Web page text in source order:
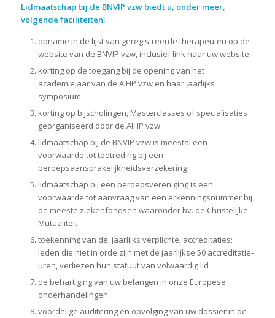
Lidmaatschap bij de BNVIP vzw biedt u, onder meer,
volgende faciliteiten:
opname in de lijst van geregistreerde therapeuten op de
website van de BNVIP vzw, inclusief link naar uw website
korting op de toegang bij de opening van het
academiejaar van de AIHP vzw en haar jaarlijks
symposium
korting op bijscholingen, Masterclasses of specialisaties
georganiseerd door de AIHP vzw
lidmaatschap bij de BNVIP vzw is meestal een
voorwaarde tot toetreding bij een
beroepsaansprakelijkheidsverzekering
lidmaatschap bij een beroepsvereniging is een
voorwaarde tot aanvraag van een erkenningsnummer bij
de meeste ziekenfondsen waaronder bv. de Christelijke
Mutualiteit
toekenning van de, jaarlijks verplichte, accreditaties;
leden die niet in orde zijn met de jaarlijkse 50 accreditatie-
uren, verliezen hun statuut van volwaardig lid
de behartiging van uw belangen in onze Europese
onderhandelingen
voordelige auditering en opvolging van uw dossier in de